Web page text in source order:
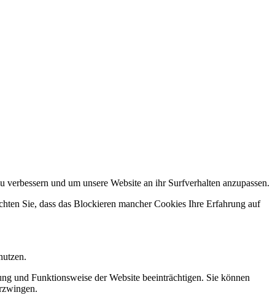
und um unsere Website an ihr Surfverhalten anzupassen.
Sie, dass das Blockieren mancher Cookies Ihre Erfahrung auf
und Funktionsweise der Website beeinträchtigen. Sie können